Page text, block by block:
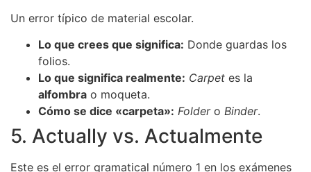
Un error típico de material escolar.
Lo que crees que significa: Donde guardas los
folios.
Lo que significa realmente: Carpet es la
alfombra o moqueta.
Cómo se dice «carpeta»: Foldero Binder.
5. Actually vs. Actualmente
Este es el error gramatical número 1 en los exámenes